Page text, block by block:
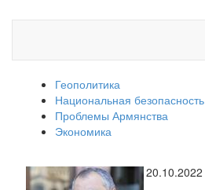
Геополитика
Национальная безопасность
Проблемы Армянства
Экономика
20.10.2022